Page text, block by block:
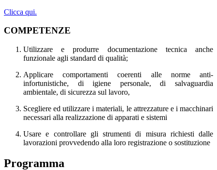
Clicca qui.
COMPETENZE
Utilizzare e produrre documentazione tecnica anche
funzionale agli standard di qualità;
Applicare comportamenti coerenti alle norme anti-
infortunistiche, di igiene personale, di salvaguardia
ambientale, di sicurezza sul lavoro,
Scegliere ed utilizzare i materiali, le attrezzature e i macchinari
necessari alla realizzazione di apparati e sistemi
Usare e controllare gli strumenti di misura richiesti dalle
lavorazioni provvedendo alla loro registrazione o sostituzione
Programma